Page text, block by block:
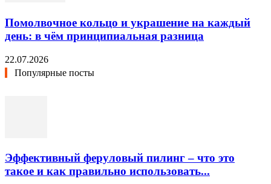
Помолвочное кольцо и украшение на каждый
день: в чём принципиальная разница
22.07.2026
Популярные посты
Эффективный феруловый пилинг – что это
такое и как правильно использовать...